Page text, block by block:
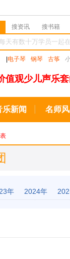
搜资讯 搜书籍
电子琴 钢琴 古筝
值观少儿声乐
乐新闻 名师
年 2024年